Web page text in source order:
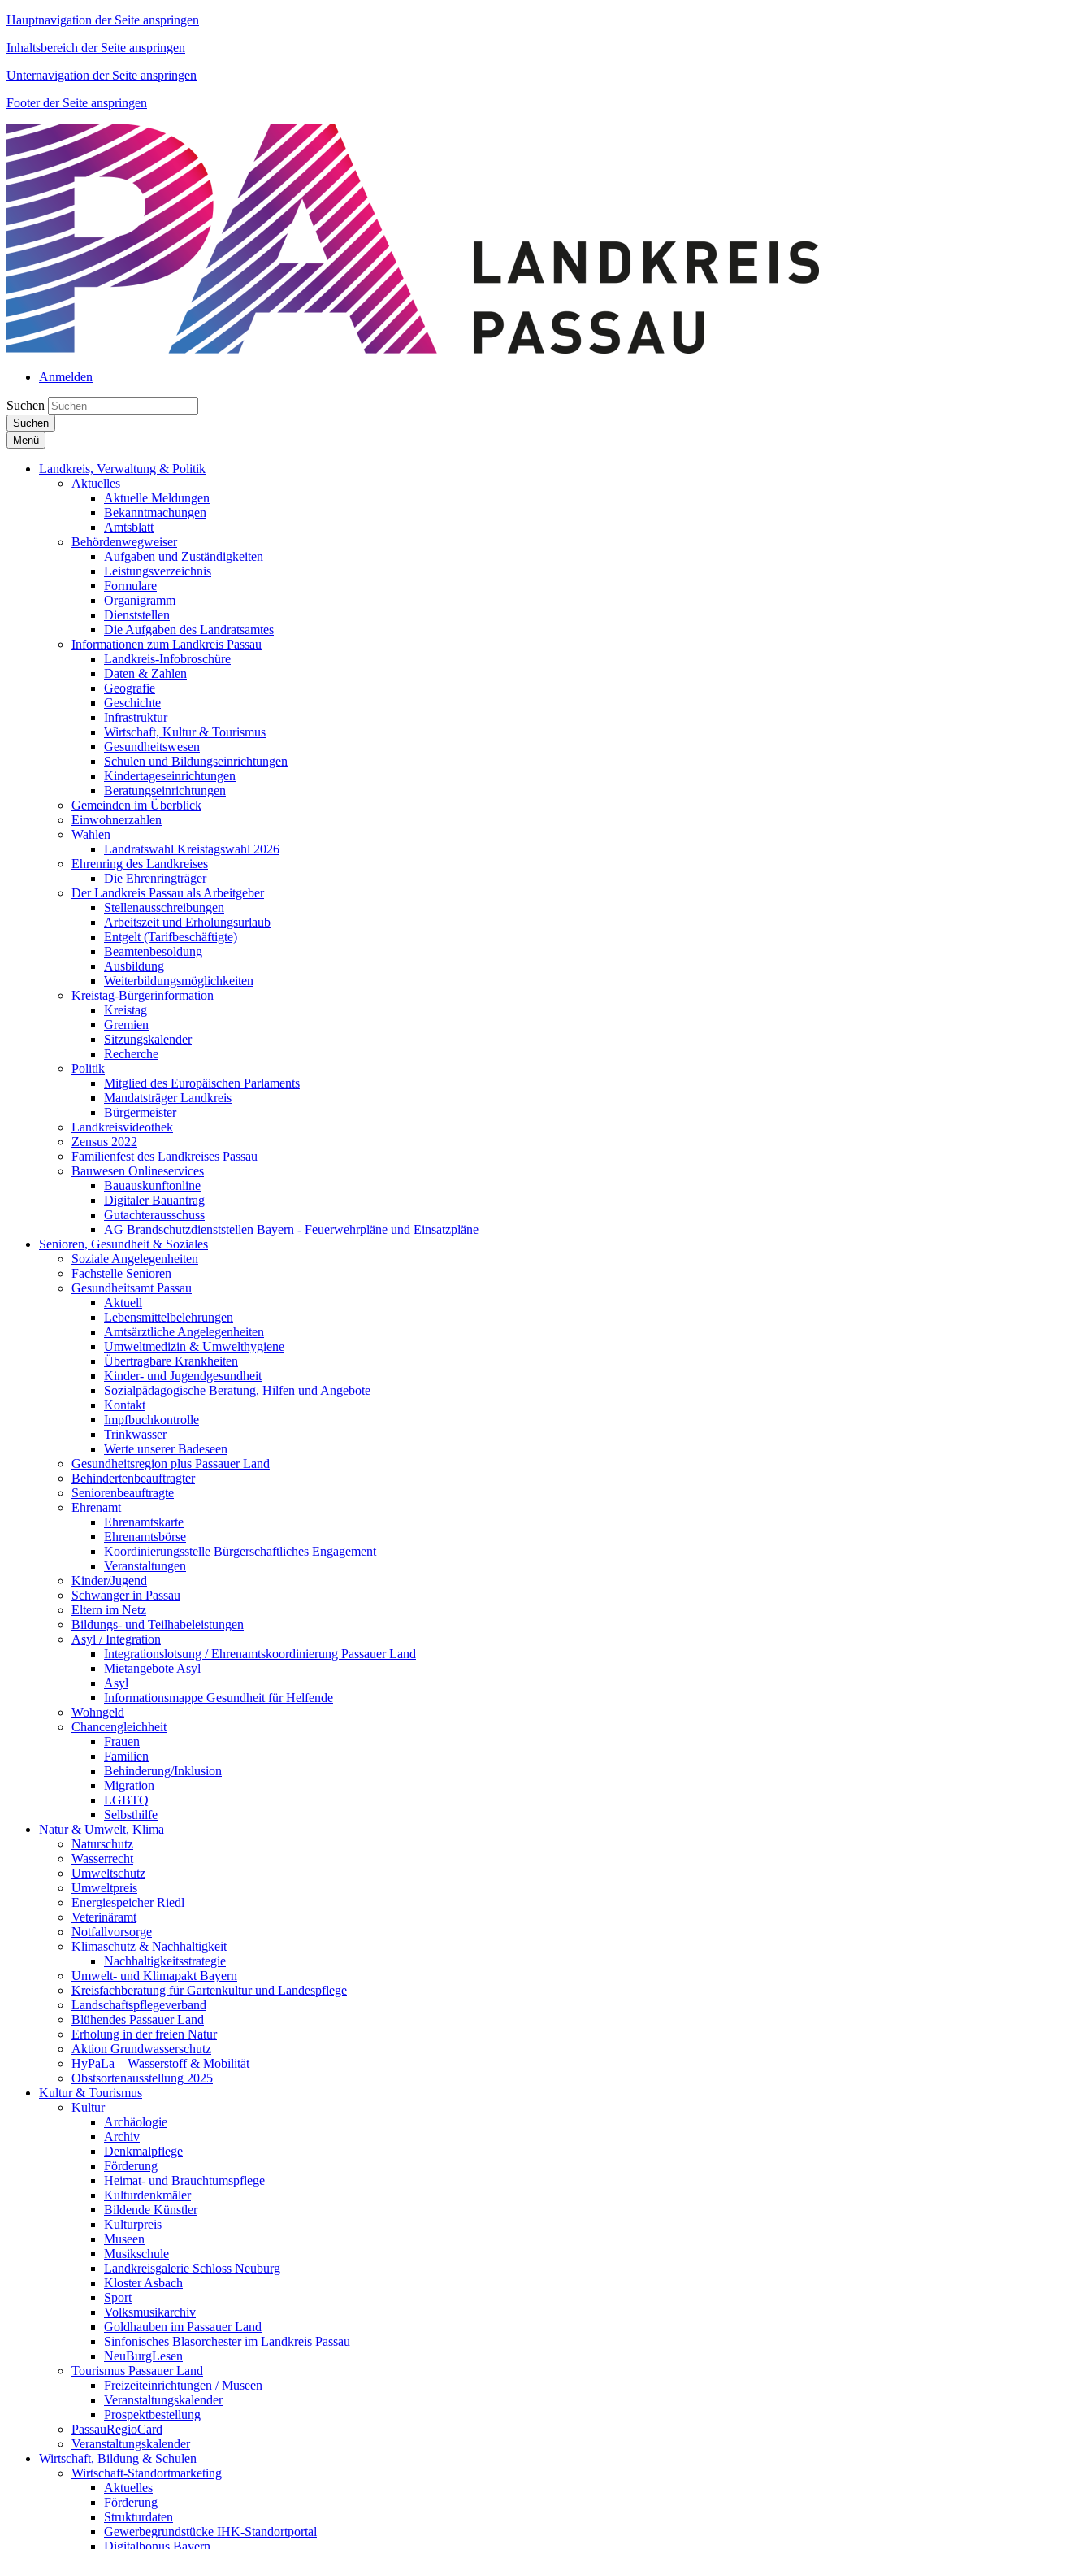
Hauptnavigation der Seite anspringen
Inhaltsbereich der Seite anspringen
Unternavigation der Seite anspringen
Footer der Seite anspringen
Anmelden
Suchen
Suchen
Menü
Landkreis, Verwaltung & Politik
Aktuelles
Aktuelle Meldungen
Bekanntmachungen
Amtsblatt
Behördenwegweiser
Aufgaben und Zuständigkeiten
Leistungsverzeichnis
Formulare
Organigramm
Dienststellen
Die Aufgaben des Landratsamtes
Informationen zum Landkreis Passau
Landkreis-Infobroschüre
Daten & Zahlen
Geografie
Geschichte
Infrastruktur
Wirtschaft, Kultur & Tourismus
Gesundheitswesen
Schulen und Bildungseinrichtungen
Kindertageseinrichtungen
Beratungseinrichtungen
Gemeinden im Überblick
Einwohnerzahlen
Wahlen
Landratswahl Kreistagswahl 2026
Ehrenring des Landkreises
Die Ehrenringträger
Der Landkreis Passau als Arbeitgeber
Stellenausschreibungen
Arbeitszeit und Erholungsurlaub
Entgelt (Tarifbeschäftigte)
Beamtenbesoldung
Ausbildung
Weiterbildungsmöglichkeiten
Kreistag-Bürgerinformation
Kreistag
Gremien
Sitzungskalender
Recherche
Politik
Mitglied des Europäischen Parlaments
Mandatsträger Landkreis
Bürgermeister
Landkreisvideothek
Zensus 2022
Familienfest des Landkreises Passau
Bauwesen Onlineservices
Bauauskunftonline
Digitaler Bauantrag
Gutachterausschuss
AG Brandschutzdienststellen Bayern - Feuerwehrpläne und Einsatzpläne
Senioren, Gesundheit & Soziales
Soziale Angelegenheiten
Fachstelle Senioren
Gesundheitsamt Passau
Aktuell
Lebensmittelbelehrungen
Amtsärztliche Angelegenheiten
Umweltmedizin & Umwelthygiene
Übertragbare Krankheiten
Kinder- und Jugendgesundheit
Sozialpädagogische Beratung, Hilfen und Angebote
Kontakt
Impfbuchkontrolle
Trinkwasser
Werte unserer Badeseen
Gesundheitsregion plus Passauer Land
Behindertenbeauftragter
Seniorenbeauftragte
Ehrenamt
Ehrenamtskarte
Ehrenamtsbörse
Koordinierungsstelle Bürgerschaftliches Engagement
Veranstaltungen
Kinder/Jugend
Schwanger in Passau
Eltern im Netz
Bildungs- und Teilhabeleistungen
Asyl / Integration
Integrationslotsung / Ehrenamtskoordinierung Passauer Land
Mietangebote Asyl
Asyl
Informationsmappe Gesundheit für Helfende
Wohngeld
Chancengleichheit
Frauen
Familien
Behinderung/Inklusion
Migration
LGBTQ
Selbsthilfe
Natur & Umwelt, Klima
Naturschutz
Wasserrecht
Umweltschutz
Umweltpreis
Energiespeicher Riedl
Veterinäramt
Notfallvorsorge
Klimaschutz & Nachhaltigkeit
Nachhaltigkeitsstrategie
Umwelt- und Klimapakt Bayern
Kreisfachberatung für Gartenkultur und Landespflege
Landschaftspflegeverband
Blühendes Passauer Land
Erholung in der freien Natur
Aktion Grundwasserschutz
HyPaLa – Wasserstoff & Mobilität
Obstsortenausstellung 2025
Kultur & Tourismus
Kultur
Archäologie
Archiv
Denkmalpflege
Förderung
Heimat- und Brauchtumspflege
Kulturdenkmäler
Bildende Künstler
Kulturpreis
Museen
Musikschule
Landkreisgalerie Schloss Neuburg
Kloster Asbach
Sport
Volksmusikarchiv
Goldhauben im Passauer Land
Sinfonisches Blasorchester im Landkreis Passau
NeuBurgLesen
Tourismus Passauer Land
Freizeiteinrichtungen / Museen
Veranstaltungskalender
Prospektbestellung
PassauRegioCard
Veranstaltungskalender
Wirtschaft, Bildung & Schulen
Wirtschaft-Standortmarketing
Aktuelles
Förderung
Strukturdaten
Gewerbegrundstücke IHK-Standortportal
Digitalbonus Bayern